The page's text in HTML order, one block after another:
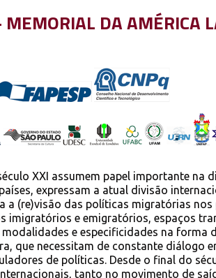
DA AMÉRICA
XXI assumem papel importante na
expressam a atual divisão
(re)visão das políticas migratórias nos
imigratórios e emigratórios, espaços
e especificidades na forma
que necessitam de constante diálogo
de políticas. Desde o final do
tanto no movimento de